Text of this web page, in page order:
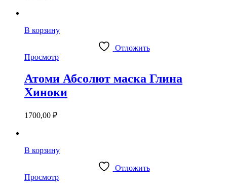
В корзину
Отложить
Просмотр
Атоми Абсолют маска Глина
Хиноки
1700,00 ₽
В корзину
Отложить
Просмотр